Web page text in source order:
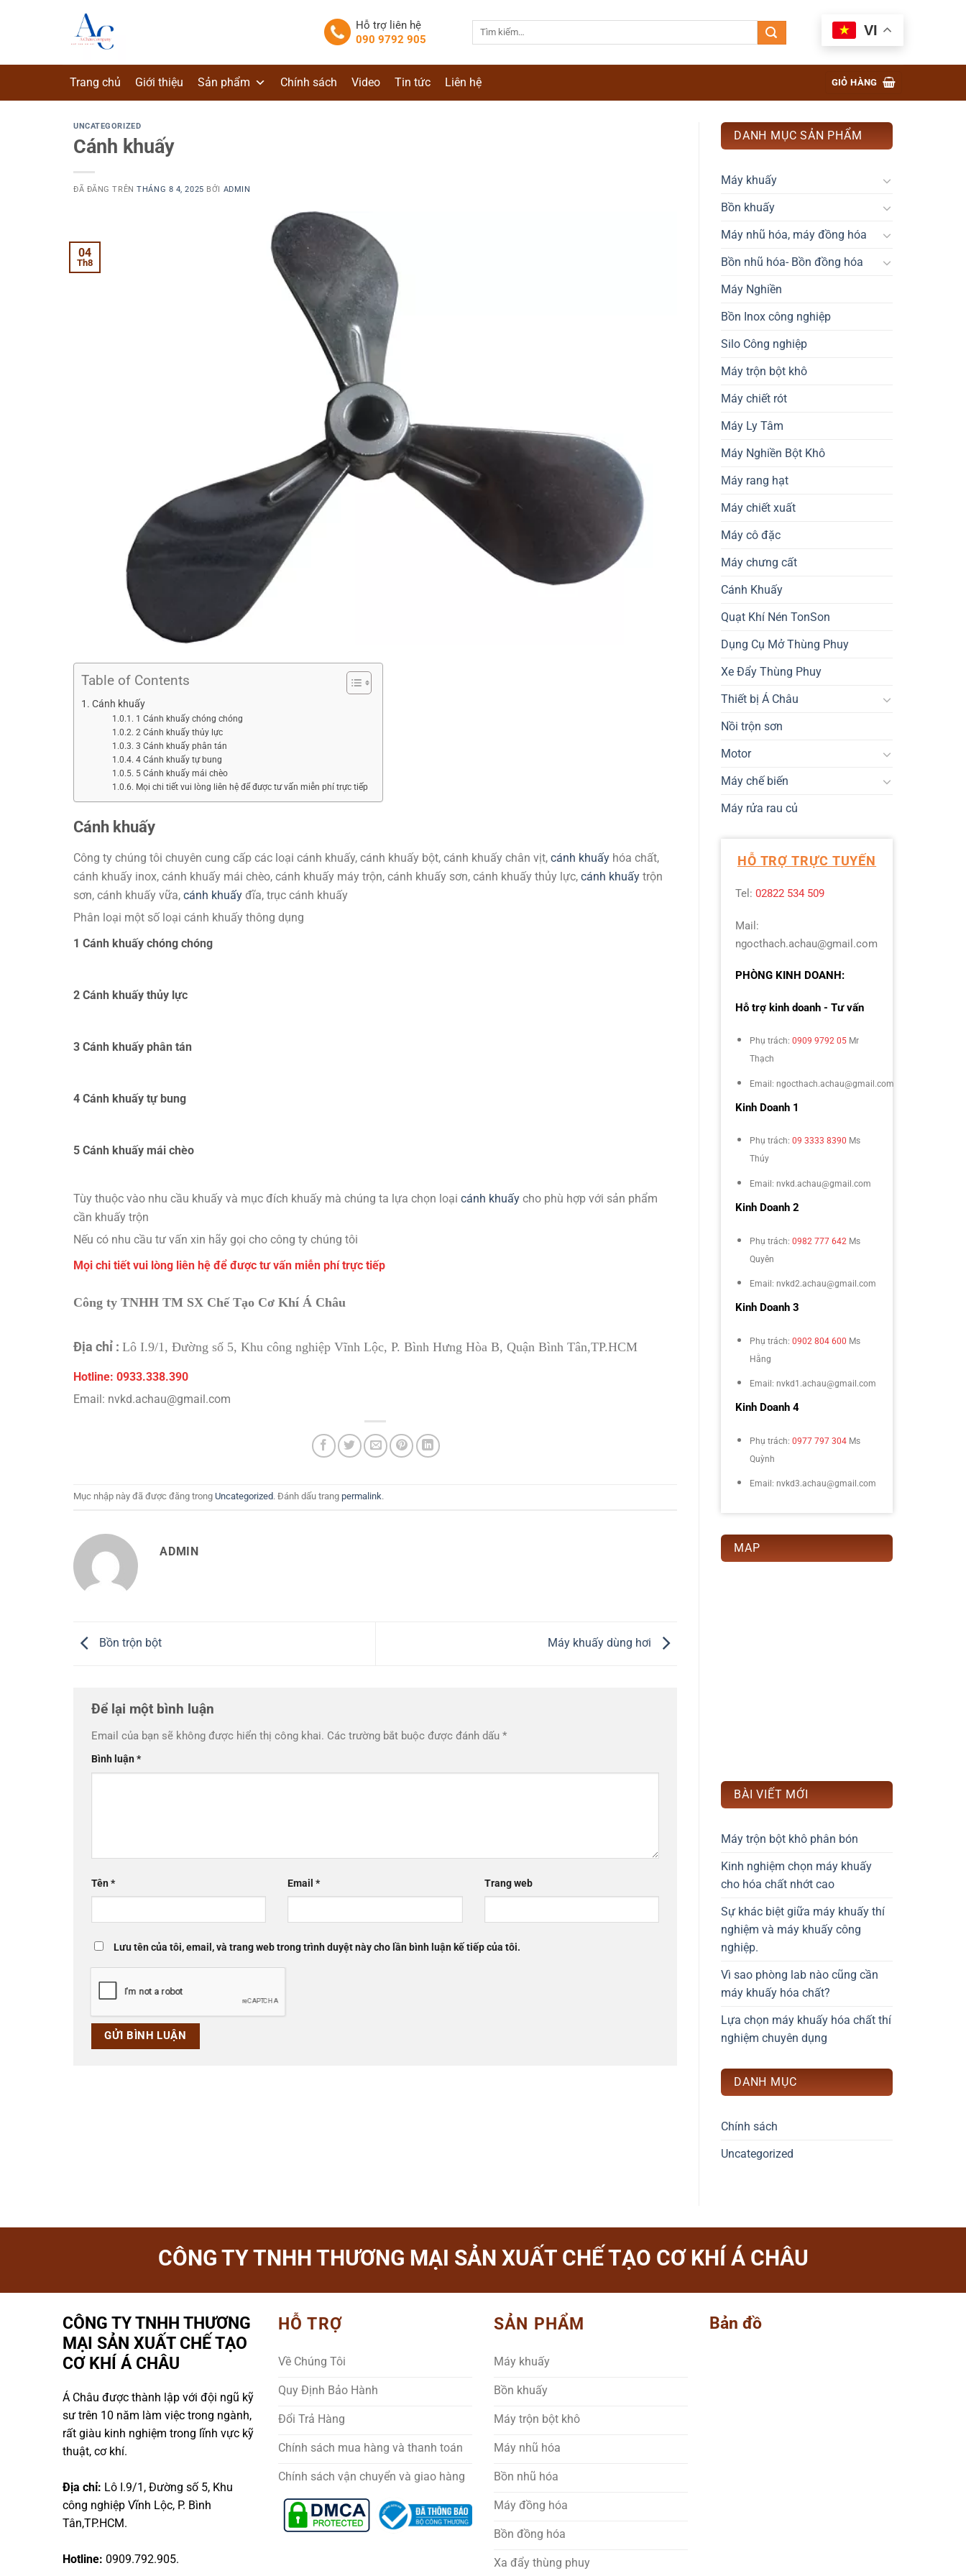
dung
Hỗ trợ liên hệ
090 9792 905
VI
Trang chủ Giới thiệu Sản phẩm Chính sách Video Tin tức Liên hệ GIỎ HÀNG
UNCATEGORIZED
Cánh khuấy
ĐÃ ĐĂNG TRÊNTHÁNG 8 4, 2025 BỞI ADMIN
04
Th8
Table of Contents
Cánh khuấy
1 Cánh khuấy chóng chóng
2 Cánh khuấy thủy lực
3 Cánh khuấy phân tán
4 Cánh khuấy tự bung
5 Cánh khuấy mái chèo
Mọi chi tiết vui lòng liên hệ để được tư vấn miễn phí trực tiếp
Cánh khuấy
Công ty chúng tôi chuyên cung cấp các loại cánh khuấy, cánh khuấy bột, cánh khuấy chân vịt, cánh khuấy hóa chất,
cánh khuấy inox, cánh khuấy mái chèo, cánh khuấy máy trộn, cánh khuấy sơn, cánh khuấy thủy lực, cánh khuấy trộn
sơn, cánh khuấy vữa, cánh khuấy đĩa, trục cánh khuấy
Phân loại một số loại cánh khuấy thông dụng
1 Cánh khuấy chóng chóng
2 Cánh khuấy thủy lực
3 Cánh khuấy phân tán
4 Cánh khuấy tự bung
5 Cánh khuấy mái chèo
Tùy thuộc vào nhu cầu khuấy và mục đích khuấy mà chúng ta lựa chọn loại cánh khuấy cho phù hợp với sản phẩm
cần khuấy trộn
Nếu có nhu cầu tư vấn xin hãy gọi cho công ty chúng tôi
Mọi chi tiết vui lòng liên hệ để được tư vấn miễn phí trực tiếp
Công ty TNHH TM SX Chế Tạo Cơ Khí Á Châu
Địa chỉ : Lô I.9/1, Đường số 5, Khu công nghiệp Vĩnh Lộc, P. Bình Hưng Hòa B, Quận Bình Tân,TP.HCM
Hotline: 0933.338.390
Email: nvkd.achau@gmail.com
Mục nhập này đã được đăng trong Uncategorized. Đánh dấu trang permalink.
ADMIN
Bồn trộn bột Máy khuấy dùng hơi
Để lại một bình luận
Email của bạn sẽ không được hiển thị công khai. Các trường bắt buộc được đánh dấu *
Bình luận*
Tên* Email* Trang web
Lưu tên của tôi, email, và trang web trong trình duyệt này cho lần bình luận kế tiếp của tôi.
DANH MỤC SẢN PHẨM
Máy khuấy
Bồn khuấy
Máy nhũ hóa, máy đồng hóa
Bồn nhũ hóa- Bồn đồng hóa
Máy Nghiền
Bồn Inox công nghiệp
Silo Công nghiệp
Máy trộn bột khô
Máy chiết rót
Máy Ly Tâm
Máy Nghiền Bột Khô
Máy rang hạt
Máy chiết xuất
Máy cô đặc
Máy chưng cất
Cánh Khuấy
Quạt Khí Nén TonSon
Dụng Cụ Mở Thùng Phuy
Xe Đẩy Thùng Phuy
Thiết bị Á Châu
Nồi trộn sơn
Motor
Máy chế biến
Máy rửa rau củ
HỖ TRỢ TRỰC TUYẾN
Tel: 02822 534 509
Mail:
ngocthach.achau@gmail.com
PHÒNG KINH DOANH:
Hỗ trợ kinh doanh - Tư vấn
Phụ trách: 0909 9792 05 Mr
Thạch
Email: ngocthach.achau@gmail.com
Kinh Doanh 1
Phụ trách: 09 3333 8390 Ms
Thúy
Email: nvkd.achau@gmail.com
Kinh Doanh 2
Phụ trách: 0982 777 642 Ms
Quyên
Email: nvkd2.achau@gmail.com
Kinh Doanh 3
Phụ trách: 0902 804 600 Ms
Hằng
Email: nvkd1.achau@gmail.com
Kinh Doanh 4
Phụ trách: 0977 797 304 Ms
Quỳnh
Email: nvkd3.achau@gmail.com
MAP
BÀI VIẾT MỚI
Máy trộn bột khô phân bón
Kinh nghiệm chọn máy khuấy
cho hóa chất nhớt cao
Sự khác biệt giữa máy khuấy thí
nghiệm và máy khuấy công
nghiệp.
Vì sao phòng lab nào cũng cần
máy khuấy hóa chất?
Lựa chọn máy khuấy hóa chất thí
nghiệm chuyên dụng
DANH MỤC
Chính sách
Uncategorized
CÔNG TY TNHH THƯƠNG MẠI SẢN XUẤT CHẾ TẠO CƠ KHÍ Á CHÂU
CÔNG TY TNHH THƯƠNG
MẠI SẢN XUẤT CHẾ TẠO
CƠ KHÍ Á CHÂU
Á Châu được thành lập với đội ngũ kỹ
sư trên 10 năm làm việc trong ngành,
rất giàu kinh nghiệm trong lĩnh vực kỹ
thuật, cơ khí.
Địa chỉ: Lô I.9/1, Đường số 5, Khu
công nghiệp Vĩnh Lộc, P. Bình
Tân,TP.HCM.
Hotline: 0909.792.905.
HỖ TRỢ
Về Chúng Tôi
Quy Định Bảo Hành
Đổi Trả Hàng
Chính sách mua hàng và thanh toán
Chính sách vận chuyển và giao hàng
SẢN PHẨM
Máy khuấy
Bồn khuấy
Máy trộn bột khô
Máy nhũ hóa
Bồn nhũ hóa
Máy đồng hóa
Bồn đồng hóa
Xa đẩy thùng phuy
Bản đồ